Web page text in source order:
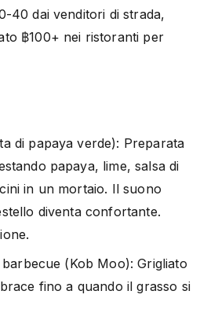
40 dai venditori di strada,
฿100+ nei ristoranti per
di papaya verde): Preparata
papaya, lime, salsa di
in un mortaio. Il suono
diventa confortante.
(Kob Moo): Grigliato
fino a quando il grasso si